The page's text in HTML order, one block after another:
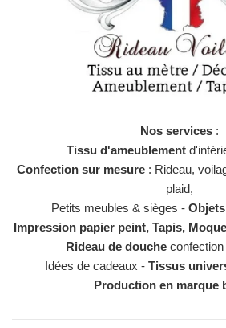
Nos services :
Tissu d'ameublement
Confection sur mesure: Rideau,
plaid,
Petits meubles & sièges -
Impression papier peint, Tapis,
Rideau de douche confection
Idées de cadeaux - Tissus
Production en marque